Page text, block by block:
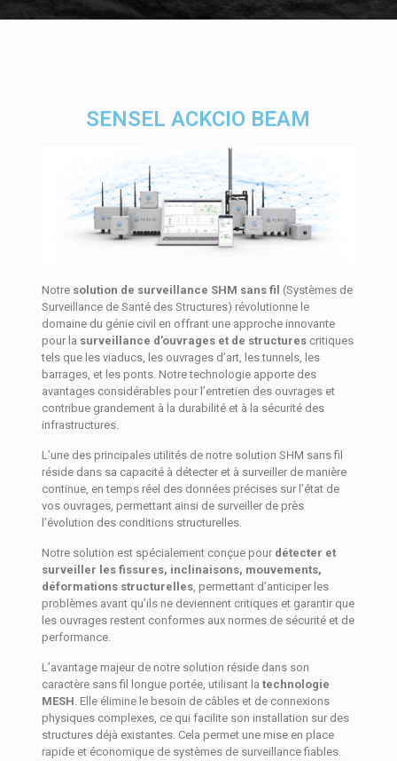
SENSEL ACKCIO BEAM
Notre solution de surveillance SHM sans fil (Systèmes de
Surveillance de Santé des Structures) révolutionne le
domaine du génie civil en offrant une approche innovante
pour la surveillance d’ouvrages et de structurescritiques
tels que les viaducs, les ouvrages d’art, les tunnels, les
barrages, et les ponts. Notre technologie apporte des
avantages considérables pour l’entretien des ouvrages et
contribue grandement à la durabilité et à la sécurité des
infrastructures.
L’une des principales utilités de notre solution SHM sans fil
réside dans sa capacité à détecter et à surveiller de manière
continue, en temps réel des données précises sur l’état de
vos ouvrages, permettant ainsi de surveiller de près
l’évolution des conditions structurelles.
Notre solution est spécialement conçue pour détecter et
surveiller les fissures, inclinaisons, mouvements,
déformations structurelles, permettant d’anticiper les
problèmes avant qu’ils ne deviennent critiques et garantir que
les ouvrages restent conformes aux normes de sécurité et de
performance.
L’avantage majeur de notre solution réside dans son
caractère sans fil longue portée, utilisant la technologie
MESH . Elle élimine le besoin de câbles et de connexions
physiques complexes, ce qui facilite son installation sur des
structures déjà existantes. Cela permet une mise en place
rapide et économique de systèmes de surveillance fiables.